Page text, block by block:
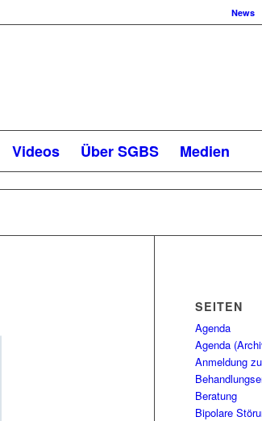
News
Videos Über SGBS Medien
SEITEN
Agenda
Agenda
Anmeldung
Beratung
Bipolare